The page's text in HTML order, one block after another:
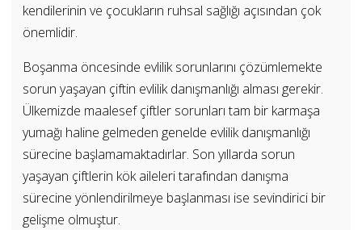
kendilerinin ve çocukların ruhsal sağlığı açısından çok
önemlidir.
Boşanma öncesinde evlilik sorunlarını çözümlemekte
sorun yaşayan çiftin evlilik danışmanlığı alması gerekir.
Ülkemizde maalesef çiftler sorunları tam bir karmaşa
yumağı haline gelmeden genelde evlilik danışmanlığı
sürecine başlamamaktadırlar. Son yıllarda sorun
yaşayan çiftlerin kök aileleri tarafından danışma
sürecine yönlendirilmeye başlanması ise sevindirici bir
gelişme olmuştur.